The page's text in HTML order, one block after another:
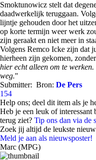
Smoktunowicz stelt dat
daadwerkelijk teruggaan.
lijntje gehouden door het
op korte termijn weer werk
zijn geraakt en niet meer in
Volgens Remco Icke zijn dat
hierheen zijn gekomen,
hier echt alleen om te
weg."
Submitter: Bron: De Pers
154
Help ons; deel dit item als je
Heb je een leuk of
terug ziet? Tip ons dan via de
Zoek jij altijd de leukste
Meld je aan als nieuwsposter!
Marc (MPG)